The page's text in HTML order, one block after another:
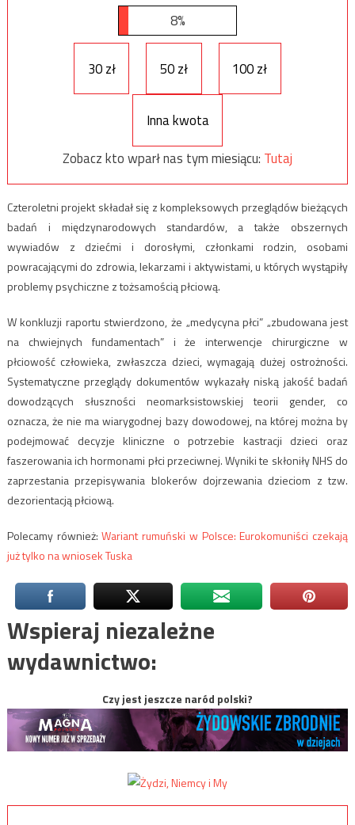
8%
30 zł 50 zł 100 zł
Inna kwota
Zobacz kto wparł nas tym miesiącu: Tutaj
Czteroletni projekt składał się z kompleksowych przeglądów bieżących
badań i międzynarodowych standardów, a także obszernych
wywiadów z dziećmi i dorosłymi, członkami rodzin, osobami
powracającymi do zdrowia, lekarzami i aktywistami, u których wystąpiły
problemy psychiczne z tożsamością płciową.
W konkluzji raportu stwierdzono, że „medycyna płci” „zbudowana jest
na chwiejnych fundamentach” i że interwencje chirurgiczne w
płciowość człowieka, zwłaszcza dzieci, wymagają dużej ostrożności.
Systematyczne przeglądy dokumentów wykazały niską jakość badań
dowodzących słuszności neomarksistowskiej teorii gender, co
oznacza, że ​​nie ma wiarygodnej bazy dowodowej, na której można by
podejmować decyzje kliniczne o potrzebie kastracji dzieci oraz
faszerowania ich hormonami płci przeciwnej. Wyniki te skłoniły NHS do
zaprzestania przepisywania blokerów dojrzewania dzieciom z tzw.
dezorientacją płciową.
Polecamy również:Wariant rumuński w Polsce: Eurokomuniści czekają
już tylko na wniosek Tuska
Wspieraj niezależne
wydawnictwo:
Czy jest jeszcze naród polski?